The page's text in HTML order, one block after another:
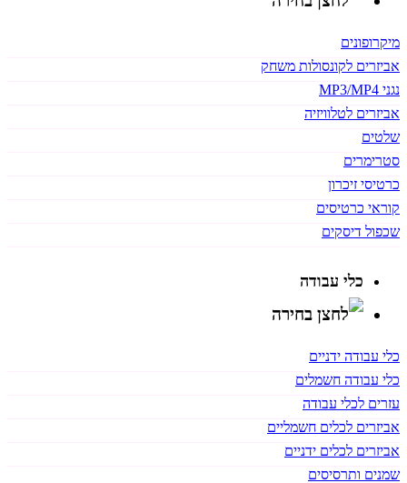
מיקרופונים
אביזרים לקונסולות משחק
נגני MP3/MP4
אביזרים לטלוויזיה
שלטים
סטרימרים
כרטיסי זיכרון
קוראי כרטיסים
שכפול דיסקים
כלי עבודה
כלי עבודה ידניים
כלי עבודה חשמלים
עזרים לכלי עבודה
אביזרים לכלים חשמליים
אביזרים לכלים ידניים
שמנים ותרסיסים